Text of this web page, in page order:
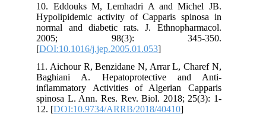
10. Eddouks M, Lemhadri A and Michel JB.
Hypolipidemic activity of Capparis spinosa in
normal and diabetic rats. J. Ethnopharmacol.
2005; 98(3): 345-350.
[DOI:10.1016/j.jep.2005.01.053
11. Aichour R, Benzidane N, Arrar L, Charef N,
Baghiani A. Hepatoprotective and Anti-
inflammatory Activities of Algerian Capparis
spinosa L. Ann. Res. Rev. Biol. 2018; 25(3): 1-
12. [DOI:10.9734/ARRB/2018/40410